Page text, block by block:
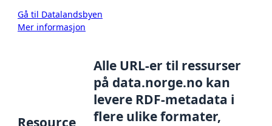
Gå til Datalandsbyen
Mer informasjon
Resource
Alle URL-er til ressurser
på data.norge.no kan
levere RDF-metadata i
flere ulike formater,